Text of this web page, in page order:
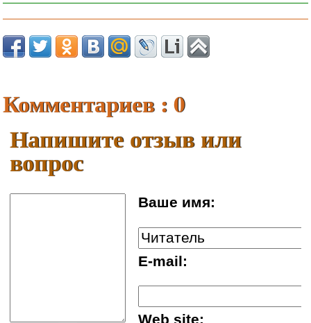
Комментариев : 0
Напишите отзыв или
вопрос
Ваше имя:
E-mail:
Web site: